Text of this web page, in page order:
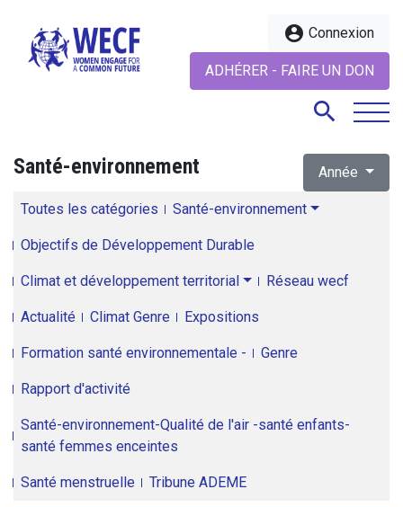
account_circle Connexion
ADHÉRER - FAIRE UN DON
search
Santé-environnement Année
Toutes les catégories Santé-environnement
Objectifs de Développement Durable
Climat et développement territorial Réseau wecf
Actualité Climat Genre Expositions
Formation santé environnementale - Genre
Rapport d'activité
Santé-environnement-Qualité de l'air -santé enfants-
santé femmes enceintes
Santé menstruelle Tribune ADEME